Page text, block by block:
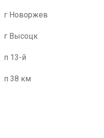
г Новоржев
г Высоцк
п 13-й
п 38 км